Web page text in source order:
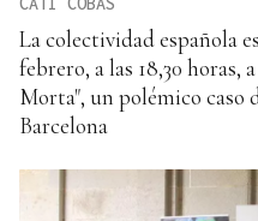
La colectividad española
febrero, a las 18,30
Morta", un polémico caso
Barcelona